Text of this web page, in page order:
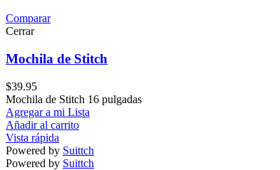
Comparar
Cerrar
Mochila de Stitch
$39.95
Mochila de Stitch 16 pulgadas
Agregar a mi Lista
Añadir al carrito
Vista rápida
Powered by Suittch
Powered by Suittch